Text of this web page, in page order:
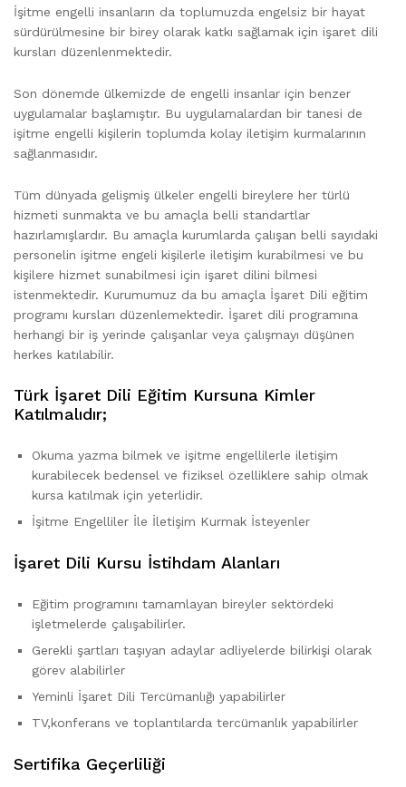
İşitme engelli insanların da toplumuzda engelsiz bir hayat
sürdürülmesine bir birey olarak katkı sağlamak için işaret dili
kursları düzenlenmektedir.
Son dönemde ülkemizde de engelli insanlar için benzer
uygulamalar başlamıştır. Bu uygulamalardan bir tanesi de
işitme engelli kişilerin toplumda kolay iletişim kurmalarının
sağlanmasıdır.
Tüm dünyada gelişmiş ülkeler engelli bireylere her türlü
hizmeti sunmakta ve bu amaçla belli standartlar
hazırlamışlardır. Bu amaçla kurumlarda çalışan belli sayıdaki
personelin işitme engeli kişilerle iletişim kurabilmesi ve bu
kişilere hizmet sunabilmesi için işaret dilini bilmesi
istenmektedir. Kurumumuz da bu amaçla İşaret Dili eğitim
programı kursları düzenlemektedir. İşaret dili programına
herhangi bir iş yerinde çalışanlar veya çalışmayı düşünen
herkes katılabilir.
Türk İşaret Dili Eğitim Kursuna Kimler
Katılmalıdır;
Okuma yazma bilmek ve işitme engellilerle iletişim
kurabilecek bedensel ve fiziksel özelliklere sahip olmak
kursa katılmak için yeterlidir.
İşitme Engelliler İle İletişim Kurmak İsteyenler
İşaret Dili Kursu İstihdam Alanları
Eğitim programını tamamlayan bireyler sektördeki
işletmelerde çalışabilirler.
Gerekli şartları taşıyan adaylar adliyelerde bilirkişi olarak
görev alabilirler
Yeminli İşaret Dili Tercümanlığı yapabilirler
TV,konferans ve toplantılarda tercümanlık yapabilirler
Sertifika Geçerliliği